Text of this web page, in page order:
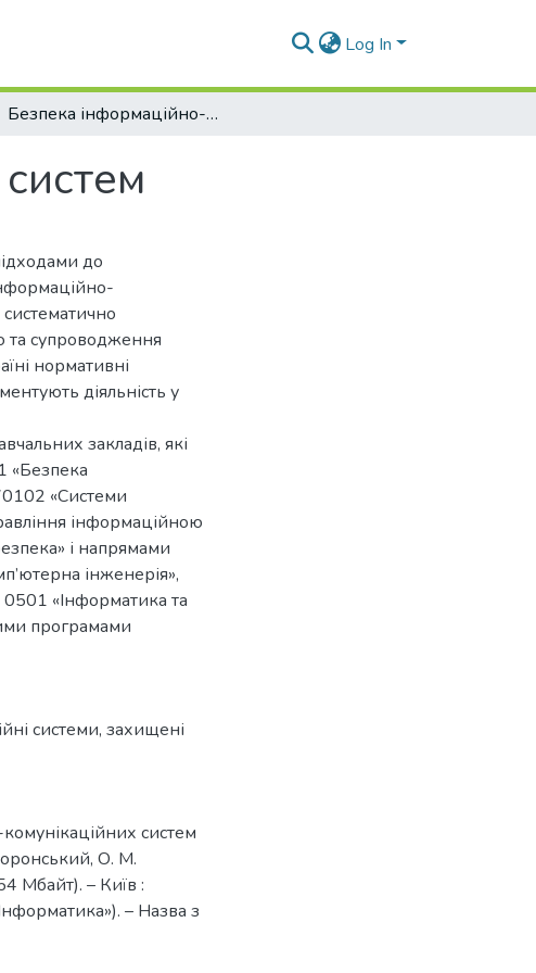
Log In
Безпека інформаційно-комунікаційних систем
до
та супроводження
нормативні
діяльність у
закладів, які
«Безпека
«Системи
інформаційною
і напрямами
інженерія»,
«Інформатика та
програмами
системи, захищені
систем
О. М.
Мбайт). – Київ :
– Назва з